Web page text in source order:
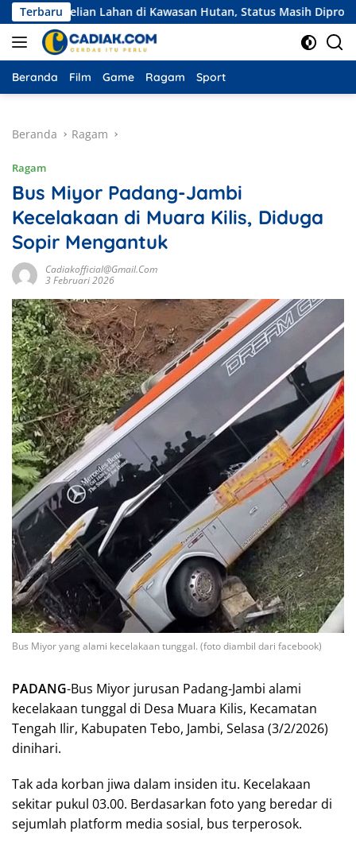
Langsung
ke
konten
Terbaru
Lahan di Kawasan Hutan, Status Masih Diproses
Beranda Film Game Ragam Sport
Beranda Ragam
Ragam
Bus Miyor Padang-Jambi
Kecelakaan di Muara Kilis, Diduga
Sopir Mengantuk
Cadiakofficial@gmail.com
3 Februari 2026
Bus Miyor yang alami kecelakaan tunggal. (foto diambil dari facebook)
PADANG-Bus Miyor jurusan Padang-Jambi alami
kecelakaan tunggal di Desa Muara Kilis, Kecamatan
Tengah Ilir, Kabupaten Tebo, Jambi, Selasa (3/2/2026)
dinihari.
Tak ada korban jiwa dalam insiden itu. Kecelakaan
sekitar pukul 03.00. Berdasarkan foto yang beredar di
sejumlah platform media sosial, bus terperosok.